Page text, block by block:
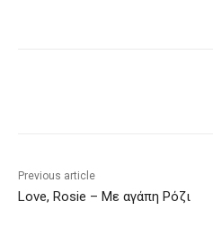
Previous article
Love, Rosie – Με αγάπη Ρόζι